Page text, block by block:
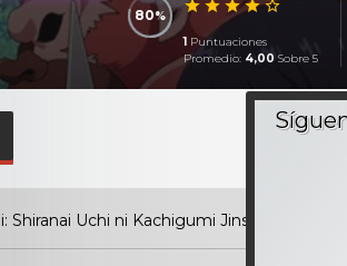
80
1 Puntuaciones
Promedio: 4,00 Sobre 5
Shiranai Uchi ni Kachigumi Jinsei -